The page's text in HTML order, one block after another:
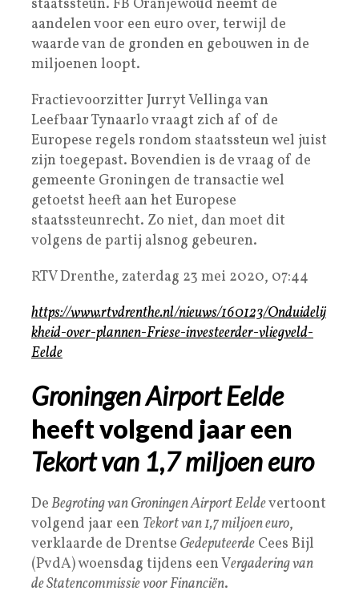
staatssteun. FB Oranjewoud neemt de
aandelen voor een euro over, terwijl de
waarde van de gronden en gebouwen in de
miljoenen loopt.
Fractievoorzitter Jurryt Vellinga van
Leefbaar Tynaarlo vraagt zich af of de
Europese regels rondom staatssteun wel juist
zijn toegepast. Bovendien is de vraag of de
gemeente Groningen de transactie wel
getoetst heeft aan het Europese
staatssteunrecht. Zo niet, dan moet dit
volgens de partij alsnog gebeuren.
RTV Drenthe, zaterdag 23 mei 2020, 07:44
https://www.rtvdrenthe.nl/nieuws/160123/Onduidelij
kheid-over-plannen-Friese-investeerder-vliegveld-
Eelde
Groningen Airport Eelde
heeft volgend jaar een
Tekort van 1,7 miljoen euro
DeBegroting van Groningen Airport Eeldevertoont
volgend jaar een Tekort van 1,7 miljoen euro,
verklaarde de Drentse Gedeputeerde Cees Bijl
(PvdA) woensdag tijdens een Vergadering van
de Statencommissie voor Financiën.